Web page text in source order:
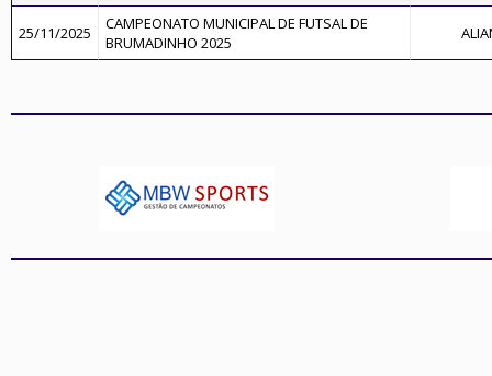
25/11/2025
CAMPEONATO MUNICIPAL DE FUTSAL DE
BRUMADINHO 2025